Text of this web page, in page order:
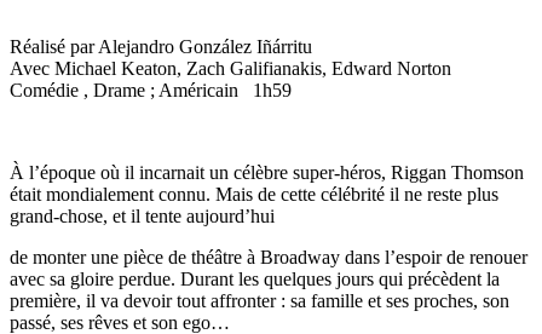
Réalisé par Alejandro González Iñárritu
Avec Michael Keaton, Zach Galifianakis, Edward Norton
Comédie , Drame ; Américain 1h59
À l’époque où il incarnait un célèbre super-héros, Riggan Thomson
était mondialement connu. Mais de cette célébrité il ne reste plus
grand-chose, et il tente aujourd’hui
de monter une pièce de théâtre à Broadway dans l’espoir de renouer
avec sa gloire perdue. Durant les quelques jours qui précèdent la
première, il va devoir tout affronter : sa famille et ses proches, son
passé, ses rêves et son ego…